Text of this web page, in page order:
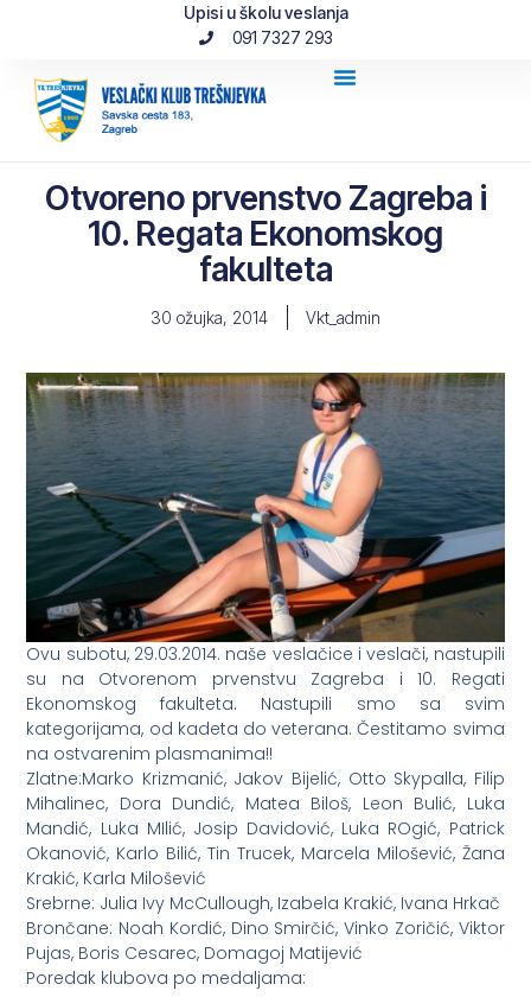
Upisi u školu veslanja
091 7327 293
Otvoreno prvenstvo Zagreba i
10. Regata Ekonomskog
fakulteta
30 ožujka, 2014 Vkt_admin
Ovu subotu, 29.03.2014. naše veslačice i veslači, nastupili
su na Otvorenom prvenstvu Zagreba i 10. Regati
Ekonomskog fakulteta. Nastupili smo sa svim
kategorijama, od kadeta do veterana. Čestitamo svima
na ostvarenim plasmanima!!
Zlatne:Marko Krizmanić, Jakov Bijelić, Otto Skypalla, Filip
Mihalinec, Dora Dundić, Matea Biloš, Leon Bulić, Luka
Mandić, Luka MIlić, Josip Davidović, Luka ROgić, Patrick
Okanović, Karlo Bilić, Tin Trucek, Marcela Milošević, Žana
Krakić, Karla Milošević
Srebrne: Julia Ivy McCullough, Izabela Krakić, Ivana Hrkač
Brončane: Noah Kordić, Dino Smirčić, Vinko Zoričić, Viktor
Pujas, Boris Cesarec, Domagoj Matijević
Poredak klubova po medaljama: